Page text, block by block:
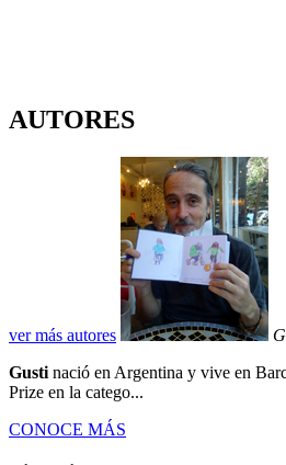
AUTORES
ver más autores
Gusti nació en Argentina y vive en
Prize en la catego...
CONOCE MÁS